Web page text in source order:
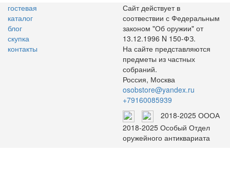
гостевая
каталог
блог
скупка
контакты
Сайт действует в
соотвествии с Федеральным
законом "Об оружии" от
13.12.1996 N 150-ФЗ.
На сайте представляются
предметы из частных
собраний.
Россия, Москва
osobstore@yandex.ru
+79160085939
2018-2025 ОООА
2018-2025 Особый Отдел
оружейного антиквариата